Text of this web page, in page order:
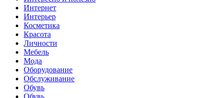
Интернет
Интерьер
Косметика
Красота
Личности
Мебель
Мода
Оборудование
Обслуживание
Обувь
Обувь